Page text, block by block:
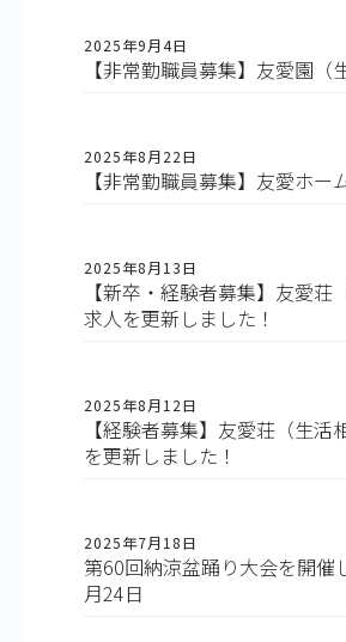
2025年9月4日
【非常勤職員募集】友愛園（
2025年8月22日
【非常勤職員募集】友愛ホー
2025年8月13日
【新卒・経験者募集】友愛荘
求人を更新しました！
2025年8月12日
【経験者募集】友愛荘（生活
を更新しました！
2025年7月18日
第60回納涼盆踊り大会を開
月24日